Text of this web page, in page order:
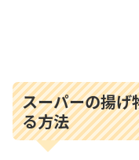
スーパーの揚げ
る方法